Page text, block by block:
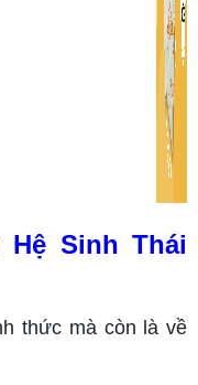
Sinh Thái
thức mà còn là về